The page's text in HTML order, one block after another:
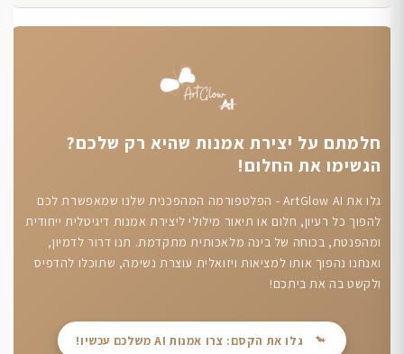
חלמתם על יצירת אמנות שהיא רק שלכם?
הגשימו את החלום!
גלו את ArtGlow AI - הפלטפורמה המהפכנית שלנו שמאפשרת לכם
להפוך כל רעיון, חלום או תיאור מילולי ליצירת אמנות דיגיטלית ייחודית
ומהפנטת, בכוחה של בינה מלאכותית מתקדמת. תנו דרור לדמיון,
ואנחנו נהפוך אותו למציאות ויזואלית עוצרת נשימה, שתוכלו להדפיס
ולקשט בה את ביתכם!
גלו את הקסם: צרו אמנות AI משלכם עכשיו!